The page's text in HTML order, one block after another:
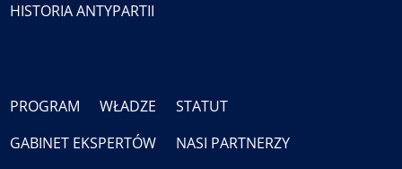
HISTORIA ANTYPARTII
PROGRAM WŁADZE
STATUT
GABINET EKSPERTÓW
NASI PARTNERZY